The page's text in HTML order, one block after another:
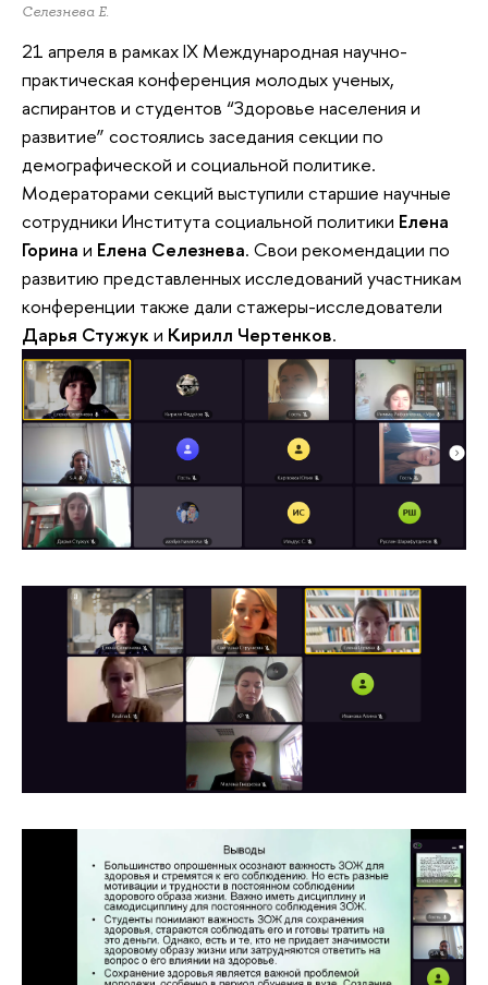
Селезнева Е.
21 апреля в рамках IX Международная научно-
практическая конференция молодых ученых,
аспирантов и студентов “Здоровье населения и
развитие” состоялись заседания секции по
демографической и социальной политике.
Модераторами секций выступили старшие научные
сотрудники Института социальной политики Елена
Горина и Елена Селезнева. Свои рекомендации по
развитию представленных исследований участникам
конференции также дали стажеры-исследователи
Дарья Стужук и Кирилл Чертенков.